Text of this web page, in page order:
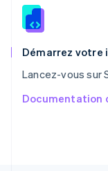
Démarrez
Lancez-vous sur
Documentation
Roumanie
Royaume-Uni
English
English简体中文
English